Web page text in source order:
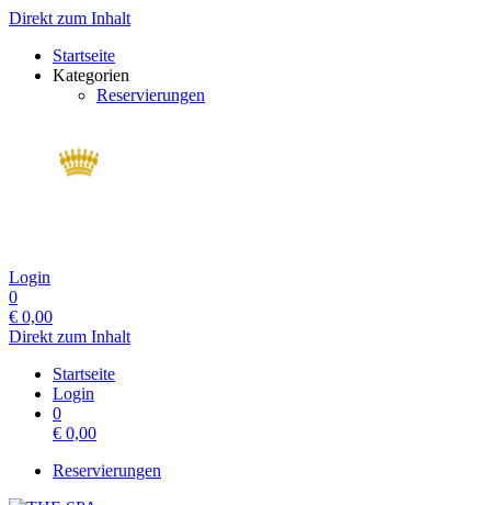
Direkt zum Inhalt
Startseite
Kategorien
Reservierungen
Login
0
€ 0,00
Direkt zum Inhalt
Startseite
Login
0
€ 0,00
Reservierungen